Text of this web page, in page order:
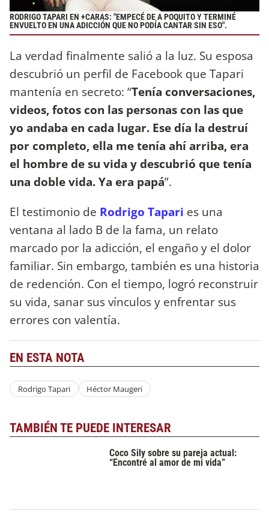
RODRIGO TAPARI EN +CARAS: "EMPECÉ DE A POQUITO Y TERMINÉ
ENVUELTO EN UNA ADICCIÓN QUE NO PODÍA CANTAR SIN ESO".
La verdad finalmente salió a la luz. Su esposa
descubrió un perfil de Facebook que Tapari
mantenía en secreto: “Tenía conversaciones,
videos, fotos con las personas con las que
yo andaba en cada lugar. Ese día la destruí
por completo, ella me tenía ahí arriba, era
el hombre de su vida y descubrió que tenía
una doble vida. Ya era papá”.
El testimonio de Rodrigo Tapari es una
ventana al lado B de la fama, un relato
marcado por la adicción, el engaño y el dolor
familiar. Sin embargo, también es una historia
de redención. Con el tiempo, logró reconstruir
su vida, sanar sus vínculos y enfrentar sus
errores con valentía.
EN ESTA NOTA
Rodrigo Tapari Héctor Maugeri
TAMBIÉN TE PUEDE INTERESAR
Coco Sily sobre su pareja actual:
“Encontré al amor de mi vida”